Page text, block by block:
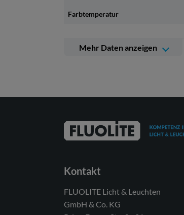
Farbtemperatur
Weitere technische Daten
Lichtquelle(n) (A-G)
Anzahl Leuchtmittel
Spannungsart
Mehr Daten anzeigen
Kontakt
FLUOLITE Licht & Leuchten
GmbH & Co. KG